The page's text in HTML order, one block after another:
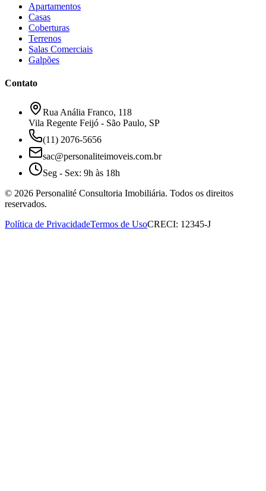
Apartamentos
Casas
Coberturas
Terrenos
Salas Comerciais
Galpões
Contato
Rua Anália Franco, 118
Vila Regente Feijó - São Paulo, SP
(11) 2076-5656
sac@personaliteimoveis.com.br
Seg - Sex: 9h às 18h
© 2026 Personalité Consultoria Imobiliária. Todos os direitos
reservados.
Política de PrivacidadeTermos de UsoCRECI: 12345-J